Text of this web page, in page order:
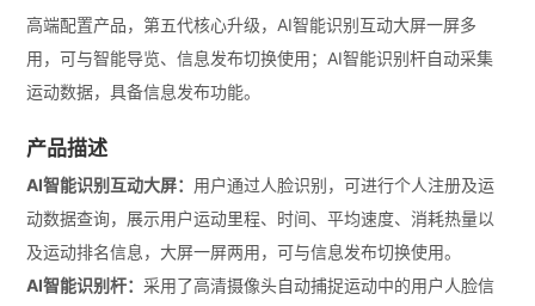
高端配置产品，第五代核心升级，AI智能识别互动大屏一屏多
用，可与智能导览、信息发布切换使用；AI智能识别杆自动采集
运动数据，具备信息发布功能。
产品描述
AI智能识别互动大屏： 用户通过人脸识别，可进行个人注册及运
动数据查询，展示用户运动里程、时间、平均速度、消耗热量以
及运动排名信息，大屏一屏两用，可与信息发布切换使用。
AI智能识别杆：采用了高清摄像头自动捕捉运动中的用户人脸信